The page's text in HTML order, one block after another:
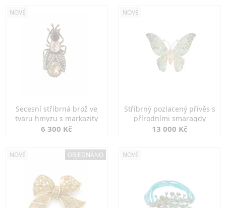
NOVÉ
Secesní stříbrná brož ve
tvaru hmyzu s markazity
6 300 Kč
NOVÉ
Stříbrný pozlacený přívěs s
přírodními smaragdy
13 000 Kč
NOVÉ OBJEDNÁNO NOVÉ